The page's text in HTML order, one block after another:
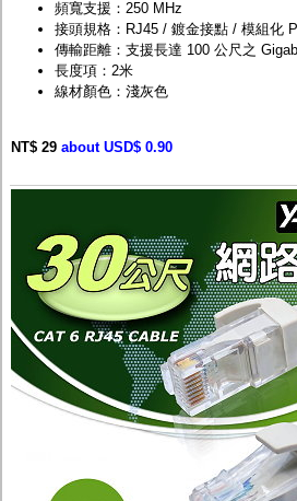
頻寬支援：250 MHz
接頭規格：RJ45 / 鍍金接點 / 模組化
傳輸距離：支援長達 100 公尺之
長度項：2米
線材顏色：淺灰色
NT$ 29 about USD$ 0.90